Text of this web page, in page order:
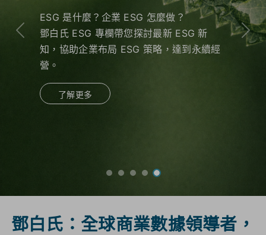
ESG 是什麼？企業 ESG 怎麼做？
鄧白氏 ESG 專欄帶您探討最新 ESG 新
知，協助企業布局 ESG 策略，達到永續經
營。
了解更多
Previous
鄧白氏：全球商業數據領導者，